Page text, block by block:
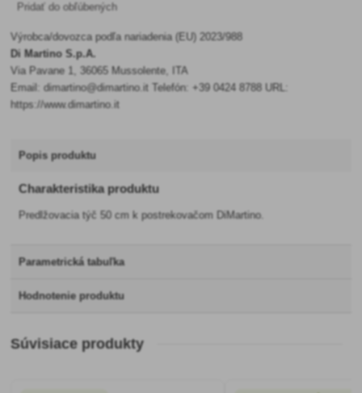
Pridať do obľúbených
Výrobca/dovozca podľa nariadenia (EU) 2023/988
Di Martino S.p.A.
Via Pavane 1, 36065 Mussolente, ITA
Email: dimartino@dimartino.it Telefón: +39 0424 8788 URL:
https://www.dimartino.it
Popis produktu
Charakteristika produktu
Predlžovacia týč 50 cm k postrekovačom DiMartino.
Parametrická tabuľka
Hodnotenie produktu
Súvisiace produkty